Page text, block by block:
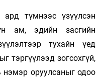
түмнээс үзүүлсэн
ам, эдийн засгийн
тухайн үед
тэргүүлээд зогсохгүй,
нэмэр оруулсаныг одоо